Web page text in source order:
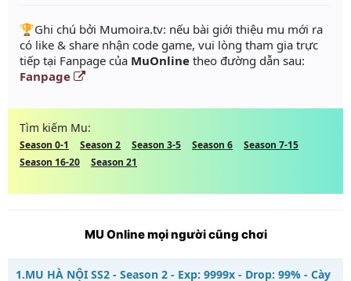
️🏆Ghi chú bởi Mumoira.tv: nếu bài giới thiệu mu mới ra
có like & share nhận code game, vui lòng tham gia trực
tiếp tại Fanpage của MuOnline theo đường dẫn sau:
Fanpage
Tìm kiếm Mu:
Season 0-1 Season 2 Season 3-5 Season 6
Season 7-15
Season 16-20
Season 21
MU Online mọi người cũng chơi
1.MU HÀ NỘI SS2 - Season 2 - Exp: 9999x - Drop: 99% - Cày